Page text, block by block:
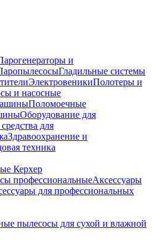
и
Гладильные системы
ЭлектровеникиПолотеры и
и насосные
Поломоечные
Оборудование для
для
Здравоохранение и
техника
Керхер
профессиональныеАксессуары
для профессиональных
пылесосы для сухой и влажной